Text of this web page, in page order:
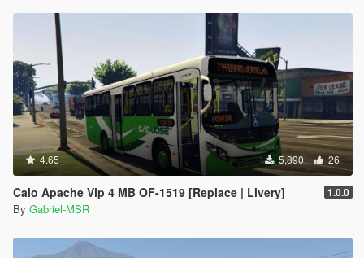
4.65 5,890 26
Caio Apache Vip 4 MB OF-1519 [Replace | Livery] 1.0.0
By Gabriel-MSR